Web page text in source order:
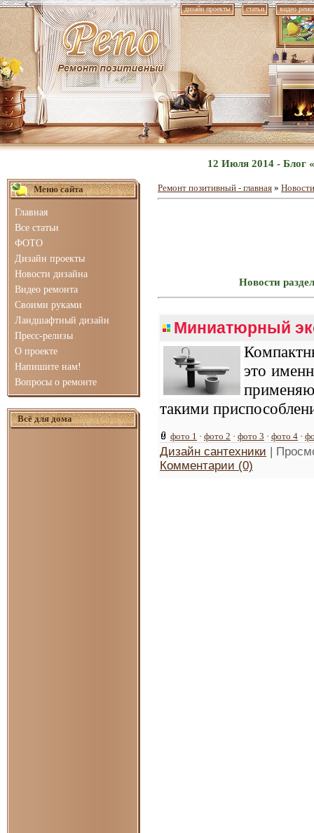
дизайн проекты статьи видео
12 Июля 2014 - Блог
Меню сайта
Главная
Все статьи
ФОТО
Дизайн проекты
Новости дизайна
Видео ремонта
Своими руками
Ландшафтный дизайн
Пресс-релизы
О проекте
Напишите нам!
Вопросы о ремонте
Всё для дома
Ремонт позитивный - главная »
Новости
Миниатюрный
это
такими
фото 1 · фото 2 · фото 3 · фото 4 ·
Дизайн сантехники |
Комментарии (0)